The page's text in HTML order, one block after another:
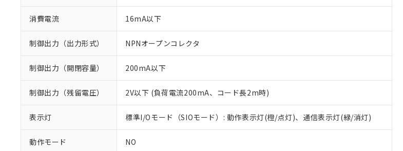
消費電流 16mA以下
制御出力（出力形式） NPNオープンコレクタ
制御出力（開閉容量） 200mA以下
制御出力（残留電圧） 2V以下 (負荷電流200mA、コード長2m時)
表示灯 標準I/Oモード（SIOモード）: 動作表示灯(橙/点灯)、通信表示灯(緑/消灯)
動作モード NO
対応済み：EU RoHS指令（10物質）の非含有に対応した製品が提
対応予定：EU RoHS指令（10物質）の非含有に対応した製品に切り替
対応予定なし：EU RoHS指令（10物質）の非含有に非対応の商品で、